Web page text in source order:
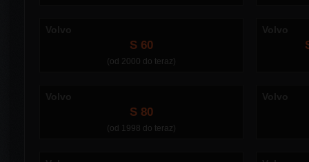
S 60
(od 2000 do teraz)
S 80
(od 1998 do teraz)